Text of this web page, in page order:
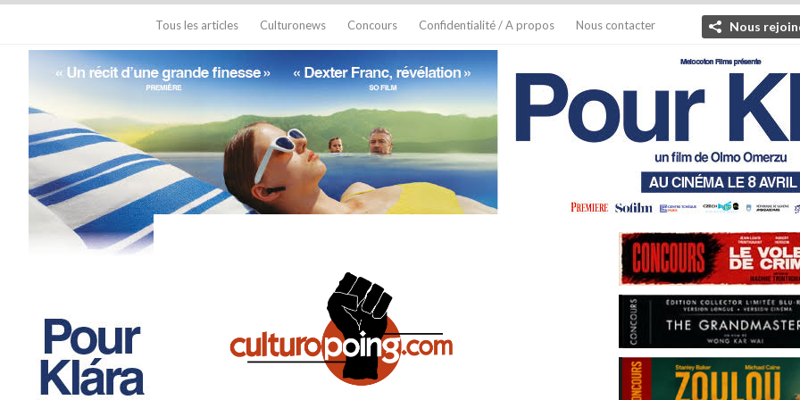
Tous les articles Culturonews Concours Confidentialité / A propos Nous contacter Nous